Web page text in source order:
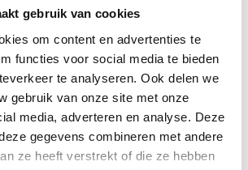
gebruik van cookies
om content en advertenties te
functies voor social media te bieden
te analyseren. Ook delen we
gebruik van onze site met onze
media, adverteren en analyse. Deze
gegevens combineren met andere
ze heeft verstrekt of die ze hebben
verlanglijst
cm)
Losse Embleem (5 cm)
€0.50 incl. BTW